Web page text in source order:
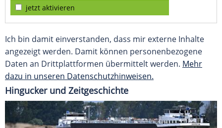
jetzt aktivieren
Ich bin damit einverstanden, dass mir externe Inhalte
angezeigt werden. Damit können personenbezogene
Daten an Drittplattformen übermittelt werden. Mehr
dazu in unseren Datenschutzhinweisen.
Hingucker und Zeitgeschichte